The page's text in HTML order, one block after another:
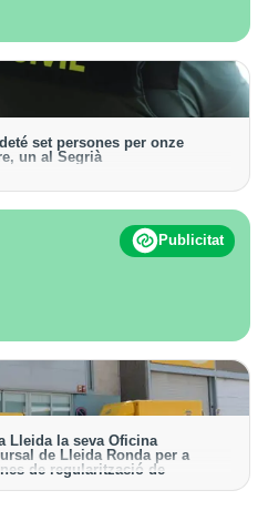
set persones per onze
un al Segrià
i en plantes fotovoltaiques de
Publicitat
Lleida la seva Oficina
de Lleida Ronda per a
de regularització de